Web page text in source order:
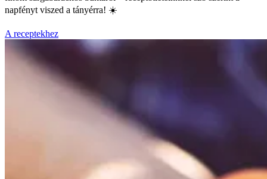
napfényt viszed a tányérra! ☀️
A receptekhez